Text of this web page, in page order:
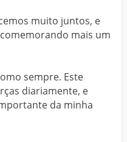
muito juntos, e
mais um
sempre. Este
diariamente, e
da minha